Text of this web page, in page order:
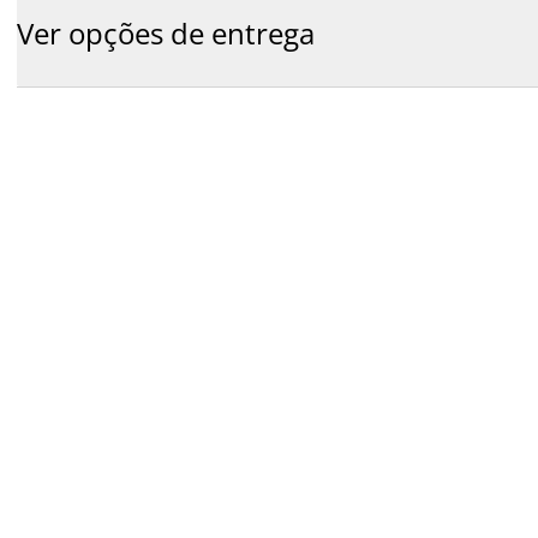
Ver opções de entrega